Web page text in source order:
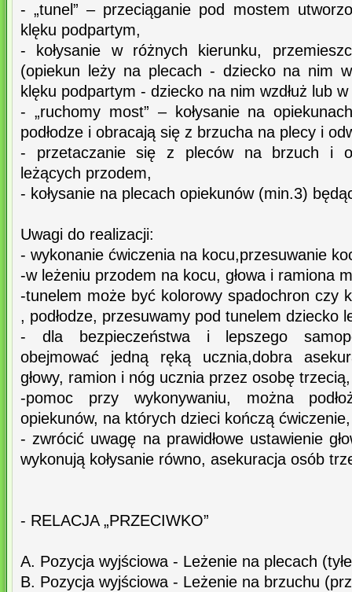
- „tunel” – przeciąganie pod mostem
klęku podpartym,
- kołysanie w różnych kierunku,
(opiekun leży na plecach - dziecko na nim
klęku podpartym - dziecko na nim wzdłuż lub
- „ruchomy most” – kołysanie na
podłodze i obracają się z brzucha na plecy i
- przetaczanie się z pleców na brzuch i
leżących przodem,
- kołysanie na plecach opiekunów (min.3)
Uwagi do realizacji:
- wykonanie ćwiczenia na kocu,przesuwanie
-w leżeniu przodem na kocu, głowa i ramiona
-tunelem może być kolorowy spadochron czy
, podłodze, przesuwamy pod tunelem dziecko
- dla bezpieczeństwa i lepszego
obejmować jedną ręką ucznia,dobra
głowy, ramion i nóg ucznia przez osobę trzecią,
-pomoc przy wykonywaniu, można
opiekunów, na których dzieci kończą ćwiczenie,
- zwrócić uwagę na prawidłowe ustawienie
wykonują kołysanie równo, asekuracja osób
- RELACJA „PRZECIWKO”
A. Pozycja wyjściowa - Leżenie na plecach
B. Pozycja wyjściowa - Leżenie na brzuchu